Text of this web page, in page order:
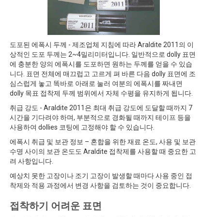
도포된 에폭시 두께 - 제조업체 지침에 따라 Araldite 2011의 이
상적인 도포 두께는 2~4밀리미터입니다. 일반적으로 dolly 표면
에 충분한 양의 에폭시를 도포하면 원하는 두께를 얻을 수 있습
니다. 표면 전체에 매끄럽고 고르게 펴 바른 다음 dolly 표면에 조
심스럽게 놓고 똑바로 아래로 눌러 여분의 에폭시를 짜내면
dolly 목표 접착제 두께 범위에서 자체 수평을 유지하게 됩니다.
취급 강도 - Araldite 2011은 최대 취급 강도에 도달할 때까지 7
시간을 기다려야 하며, 부분적으로 경화될 때까지 테이프 등을
사용하여 dollies 코팅에 고정해야 할 수 있습니다.
에폭시 취급 및 보관 정보 – 혼합을 위한 재료 온도, 사용 및 보관
수명 사이의 보관 온도도 Araldite 접착제를 사용할 때 중요한 고
려 사항입니다.
예상치 못한 고장이나 조기 고장이 발생할 때마다 사용 중인 접
착제와 적용 과정에서 변경 사항을 검토하는 것이 중요합니다.
접착하기 어려운 표면